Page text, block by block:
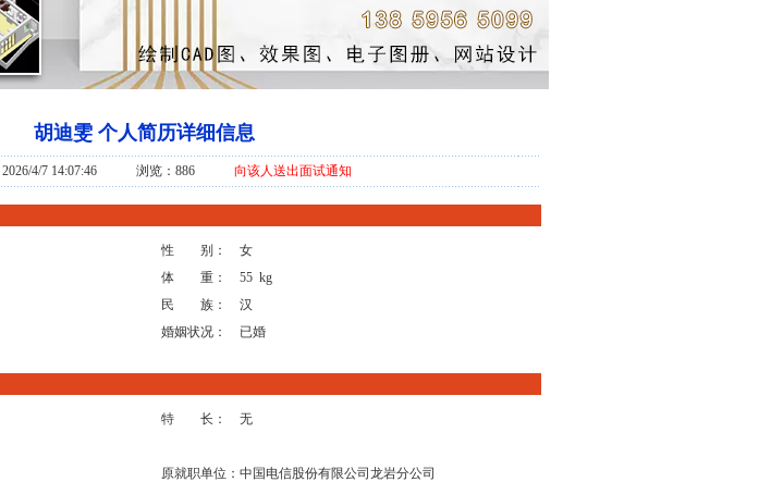
胡迪雯 个人简历详细信息
2026/4/7 14:07:46 浏览：886 向该人送出面试通知
性 别：
女
体 重：
55 kg
民 族：
汉
婚姻状况： 已婚
特 长：
无
原就职单位： 中国电信股份有限公司龙岩分公司